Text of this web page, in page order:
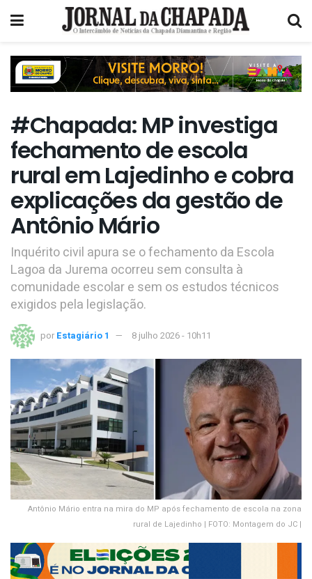
#Chapada: MP investiga
fechamento de escola
rural em Lajedinho e cobra
explicações da gestão de
Antônio Mário
Inquérito civil apura se o fechamento da Escola
Lagoa da Jurema ocorreu sem consulta à
comunidade escolar e sem os estudos técnicos
exigidos pela legislação.
por Estagiário 1 8 julho 2026 - 10h11
Antônio Mário entra na mira do MP após fechamento de escola na zona
rural de Lajedinho | FOTO: Montagem do JC |